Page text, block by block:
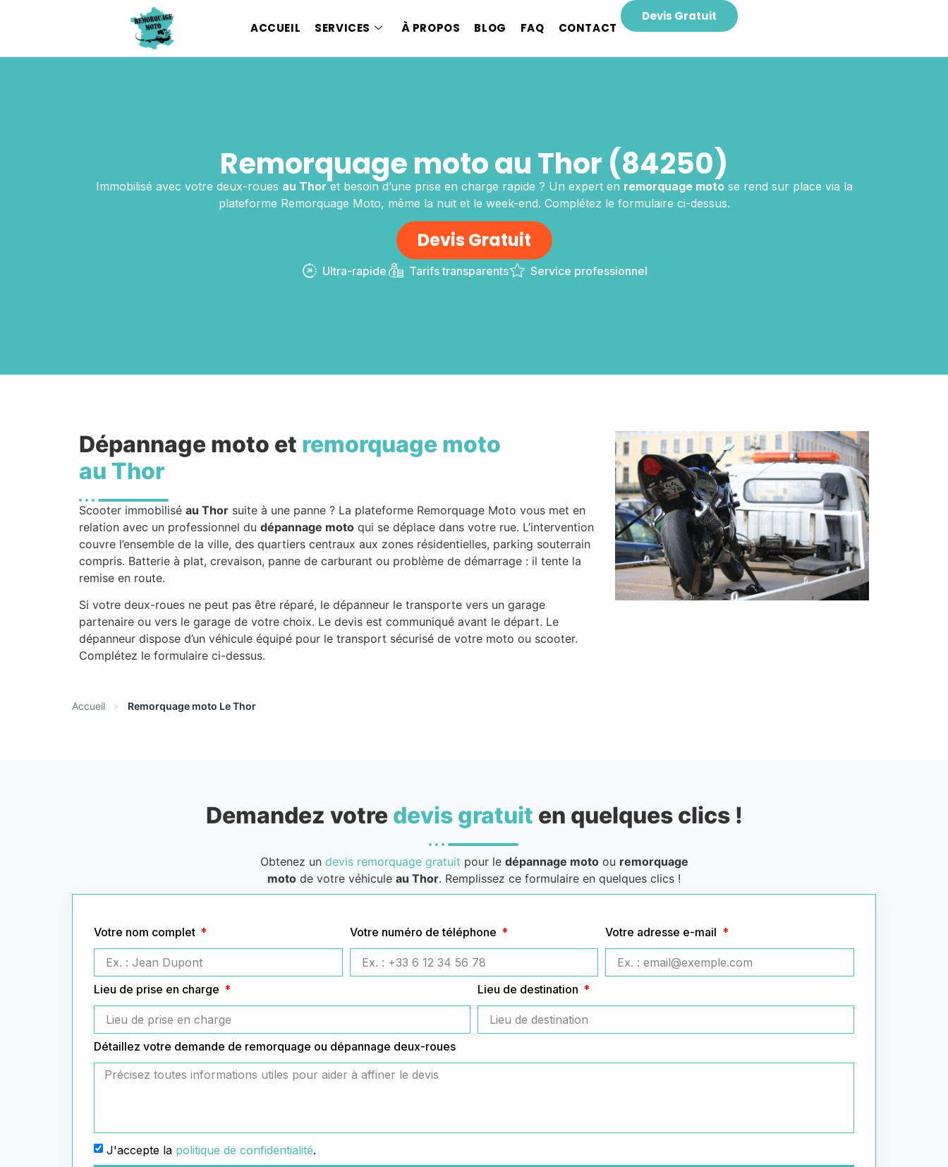
ACCUEIL SERVICES À PROPOS BLOG FAQ CONTACT
Devis Gratuit
Remorquage moto au Thor (84250)
Immobilisé avec votre deux-roues au Thor et besoin d’une prise en charge rapide ? Un expert en remorquage motose rend sur place via la
plateforme Remorquage Moto, même la nuit et le week-end. Complétez le formulaire ci-dessus.
Devis Gratuit
Ultra-rapide Tarifs transparents Service professionnel
Dépannage moto et remorquage moto
au Thor
Scooter immobilisé au Thor suite à une panne ? La plateforme Remorquage Moto vous met en
relation avec un professionnel du dépannage moto qui se déplace dans votre rue. L’intervention
couvre l’ensemble de la ville, des quartiers centraux aux zones résidentielles, parking souterrain
compris. Batterie à plat, crevaison, panne de carburant ou problème de démarrage : il tente la
remise en route.
Si votre deux-roues ne peut pas être réparé, le dépanneur le transporte vers un garage
partenaire ou vers le garage de votre choix. Le devis est communiqué avant le départ. Le
dépanneur dispose d’un véhicule équipé pour le transport sécurisé de votre moto ou scooter.
Complétez le formulaire ci-dessus.
Accueil » Remorquage moto Le Thor
Demandez votre devis gratuit en quelques clics !
Obtenez un devis remorquage gratuit pour le dépannage motoou remorquage
moto de votre véhicule au Thor. Remplissez ce formulaire en quelques clics !
Votre nom complet Votre numéro de téléphone Votre adresse e-mail
Lieu de prise en charge Lieu de destination
Détaillez votre demande de remorquage ou dépannage deux-roues
J'accepte la politique de confidentialité.